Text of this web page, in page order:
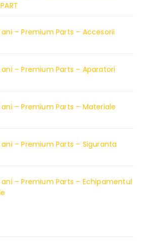
– Premium Parts – Accesorii
– Premium Parts – Aparatori
– Premium Parts – Materiale
– Premium Parts – Siguranta
– Premium Parts – Echipamentul